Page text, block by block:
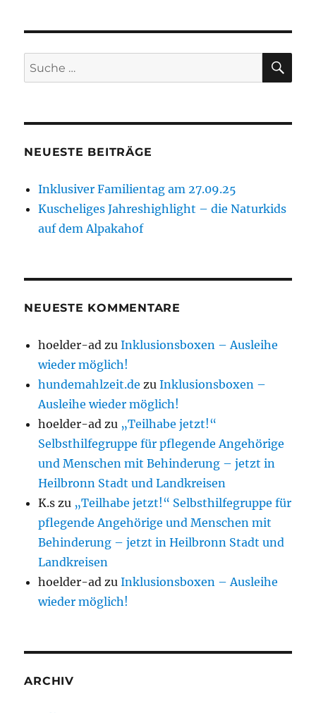
Suche
nach:
NEUESTE BEITRÄGE
Inklusiver Familientag am 27.09.25
Kuscheliges Jahreshighlight – die Naturkids
auf dem Alpakahof
NEUESTE KOMMENTARE
hoelder-ad zuInklusionsboxen – Ausleihe
wieder möglich!
hundemahlzeit.de zuInklusionsboxen –
Ausleihe wieder möglich!
hoelder-ad zu „Teilhabe jetzt!“
Selbsthilfegruppe für pflegende Angehörige
und Menschen mit Behinderung – jetzt in
Heilbronn Stadt und Landkreisen
K.s zu „Teilhabe jetzt!“ Selbsthilfegruppe für
pflegende Angehörige und Menschen mit
Behinderung – jetzt in Heilbronn Stadt und
Landkreisen
hoelder-ad zuInklusionsboxen – Ausleihe
wieder möglich!
ARCHIV